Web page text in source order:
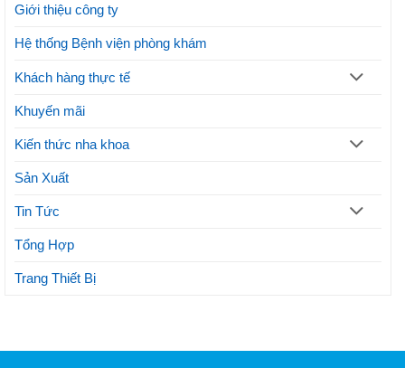
mỹ
Giới thiệu công ty
Hệ thống Bệnh viện phòng khám
Khách hàng thực tế
Khuyến mãi
Kiến thức nha khoa
Sản Xuất
Tin Tức
Tổng Hợp
Trang Thiết Bị